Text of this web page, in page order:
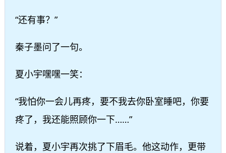
“还有事？”
秦子墨问了一句。
夏小宇嘿嘿一笑：
“我怕你一会儿再疼，要不我去你卧室睡吧，你要
疼了，我还能照顾你一下……”
说着，夏小宇再次挑了下眉毛。他这动作，更带